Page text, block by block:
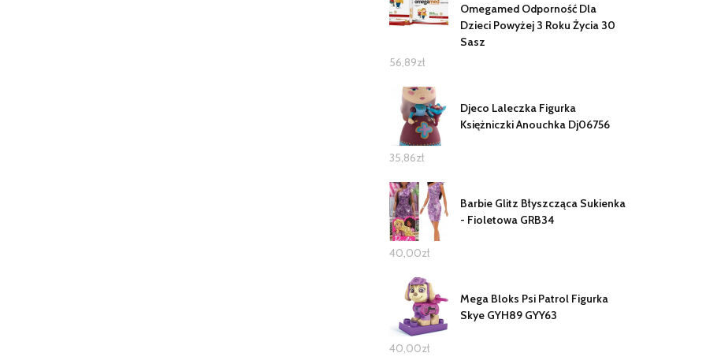
Omegamed Odporność Dla
Dzieci Powyżej 3 Roku Życia 30
Sasz
56,89zł
Djeco Laleczka Figurka
Księżniczki Anouchka Dj06756
35,86zł
Barbie Glitz Błyszcząca Sukienka
- Fioletowa GRB34
40,00zł
Mega Bloks Psi Patrol Figurka
Skye GYH89 GYY63
40,00zł